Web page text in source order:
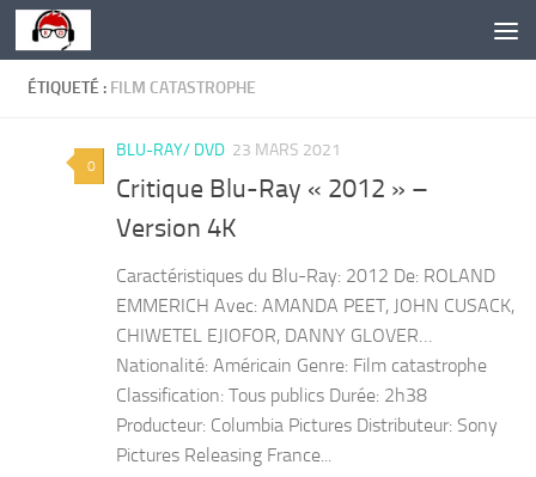
Skip to content
ÉTIQUETÉ : FILM CATASTROPHE
0
BLU-RAY/ DVD 23 MARS 2021
Critique Blu-Ray « 2012 » –
Version 4K
Caractéristiques du Blu-Ray: 2012 De: ROLAND
EMMERICH Avec: AMANDA PEET, JOHN CUSACK,
CHIWETEL EJIOFOR, DANNY GLOVER…
Nationalité: Américain Genre: Film catastrophe
Classification: Tous publics Durée: 2h38
Producteur: Columbia Pictures Distributeur: Sony
Pictures Releasing France...